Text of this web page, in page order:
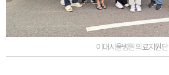
이대서울병원의료지원단